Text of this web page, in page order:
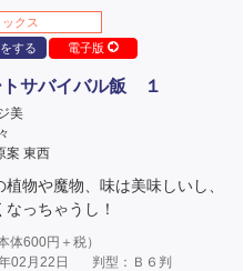
ックス
する
電子版
トサバイバル飯 １
美
案 東西
物や魔物、味は美味しいし、
っちゃうし！
体600円＋税）
02月22日
判型：Ｂ６判